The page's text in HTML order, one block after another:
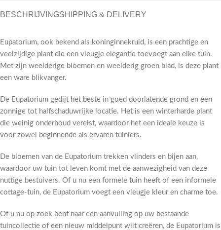
BESCHRIJVINGSHIPPING & DELIVERY
Eupatorium, ook bekend als koninginnekruid, is een prachtige en
veelzijdige plant die een vleugje elegantie toevoegt aan elke tuin.
Met zijn weelderige bloemen en weelderig groen blad, is deze plant
een ware blikvanger.
De Eupatorium gedijt het beste in goed doorlatende grond en een
zonnige tot halfschaduwrijke locatie. Het is een winterharde plant
die weinig onderhoud vereist, waardoor het een ideale keuze is
voor zowel beginnende als ervaren tuiniers.
De bloemen van de Eupatorium trekken vlinders en bijen aan,
waardoor uw tuin tot leven komt met de aanwezigheid van deze
nuttige bestuivers. Of u nu een formele tuin heeft of een informele
cottage-tuin, de Eupatorium voegt een vleugje kleur en charme toe.
Of u nu op zoek bent naar een aanvulling op uw bestaande
tuincollectie of een nieuw middelpunt wilt creëren, de Eupatorium is